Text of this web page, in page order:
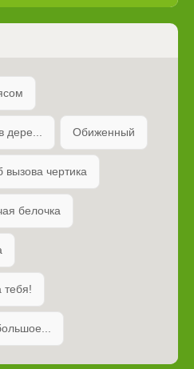
дере... Обиженный
вызова чертика
белочка
тебя!